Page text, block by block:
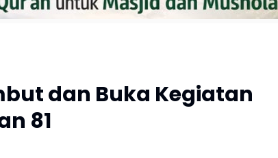
dan Buka Kegiatan
81